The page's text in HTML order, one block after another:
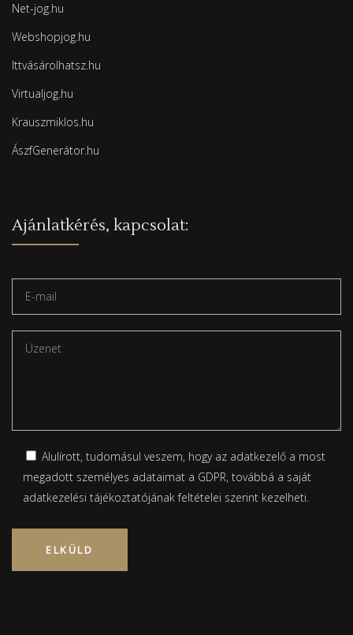
Net-jog.hu
Webshopjog.hu
Ittvásárolhatsz.hu
Virtualjog.hu
Krauszmiklos.hu
ÁszfGenerátor.hu
Ajánlatkérés, kapcsolat:
Alulírott, tudomásul veszem, hogy az adatkezelő a most
megadott személyes adataimat a GDPR, továbbá a saját
adatkezelési tájékoztatójánakfeltételei szerint kezelheti.